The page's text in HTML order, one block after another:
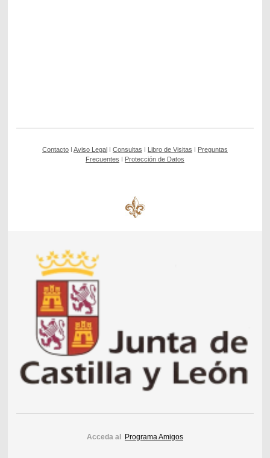
Contacto ǀ Aviso Legal ǀ Consultas ǀ Libro de Visitas ǀ Preguntas
Frecuentes ǀ Protección de Datos
Acceda al Programa Amigos